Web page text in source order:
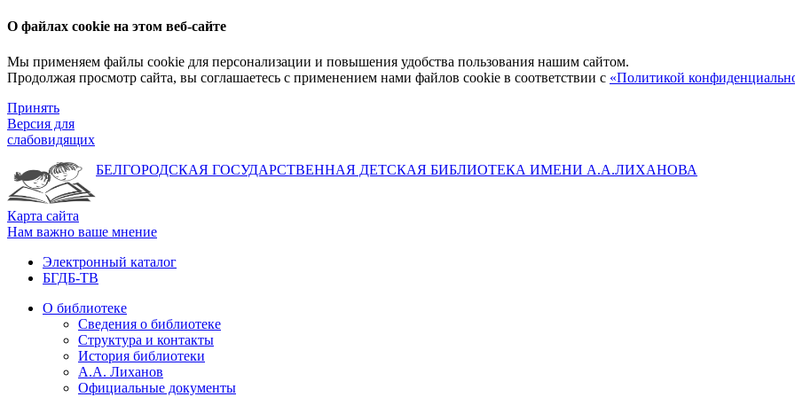
О файлах cookie на этом веб-сайте
Мы применяем файлы cookie для персонализации и повышения удобства пользования нашим сайтом.
Продолжая просмотр сайта, вы соглашаетесь с применением нами файлов cookie в соответствии с «Политикой
Принять
Версия для
слабовидящих
БЕЛГОРОДСКАЯ ГОСУДАРСТВЕННАЯ ДЕТСКАЯ БИБЛИОТЕКА ИМЕНИ А.А.ЛИХАНОВА
Карта сайта
Нам важно ваше мнение
Электронный каталог
БГДБ-ТВ
О библиотеке
Сведения о библиотеке
Структура и контакты
История библиотеки
А.А. Лиханов
Официальные документы